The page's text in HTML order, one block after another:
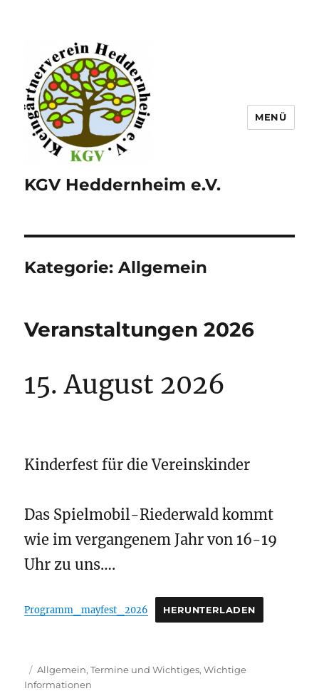
KGV Heddernheim e.V.
MENÜ
Kategorie:Allgemein
Veranstaltungen 2026
15. August 2026
Kinderfest für die Vereinskinder
Das Spielmobil-Riederwald kommt
wie im vergangenem Jahr von 16-19
Uhr zu uns….
Programm_mayfest_2026 HERUNTERLADEN
Veröffentlicht
am
Kategorien
Allgemein,Termine und Wichtiges,Wichtige
Informationen